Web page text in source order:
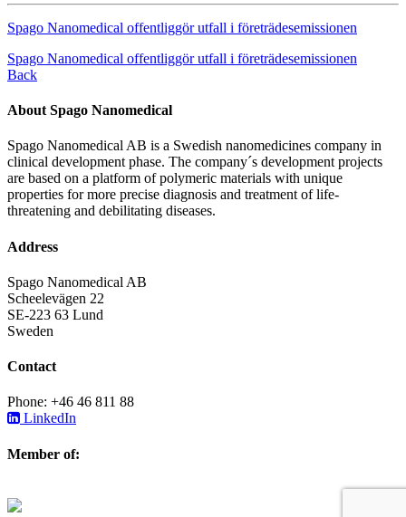
Spago Nanomedical offentliggör utfall i företrädesemissionen
Spago Nanomedical offentliggör utfall i företrädesemissionen
Back
About Spago Nanomedical
Spago Nanomedical AB is a Swedish nanomedicines company in
clinical development phase. The company´s development projects
are based on a platform of polymeric materials with unique
properties for more precise diagnosis and treatment of life-
threatening and debilitating diseases.
Address
Spago Nanomedical AB
Scheelevägen 22
SE-223 63 Lund
Sweden
Contact
Phone: +46 46 811 88
LinkedIn
Member of: